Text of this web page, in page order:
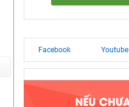
Facebook Youtube